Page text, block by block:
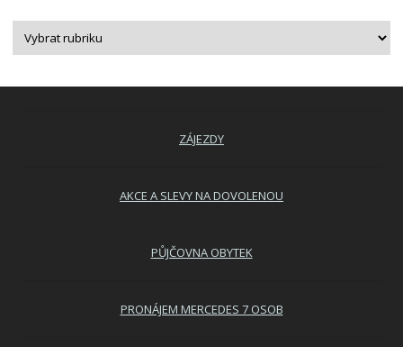
ZÁJEZDY
AKCE A SLEVY NA DOVOLENOU
PŮJČOVNA OBYTEK
PRONÁJEM MERCEDES 7 OSOB